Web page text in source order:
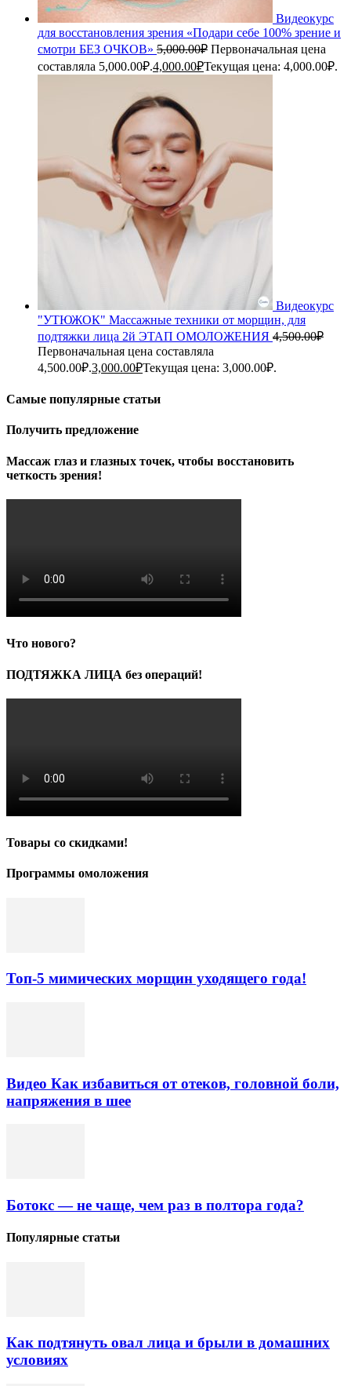
Видеокурс
для восстановления зрения «Подари себе 100% зрение и
смотри БЕЗ ОЧКОВ» 5,000.00₽ Первоначальная цена
составляла 5,000.00₽.4,000.00₽Текущая цена: 4,000.00₽.
Видеокурс
"УТЮЖОК" Массажные техники от морщин, для
подтяжки лица 2й ЭТАП ОМОЛОЖЕНИЯ 4,500.00₽
Первоначальная цена составляла
4,500.00₽.3,000.00₽Текущая цена: 3,000.00₽.
Самые популярные статьи
Получить предложение
Массаж глаз и глазных точек, чтобы восстановить
четкость зрения!
Что нового?
ПОДТЯЖКА ЛИЦА без операций!
Товары со скидками!
Программы омоложения
Топ-5 мимических морщин уходящего года!
Видео Как избавиться от отеков, головной боли,
напряжения в шее
Ботокс — не чаще, чем раз в полтора года?
Популярные статьи
Как подтянуть овал лица и брыли в домашних
условиях